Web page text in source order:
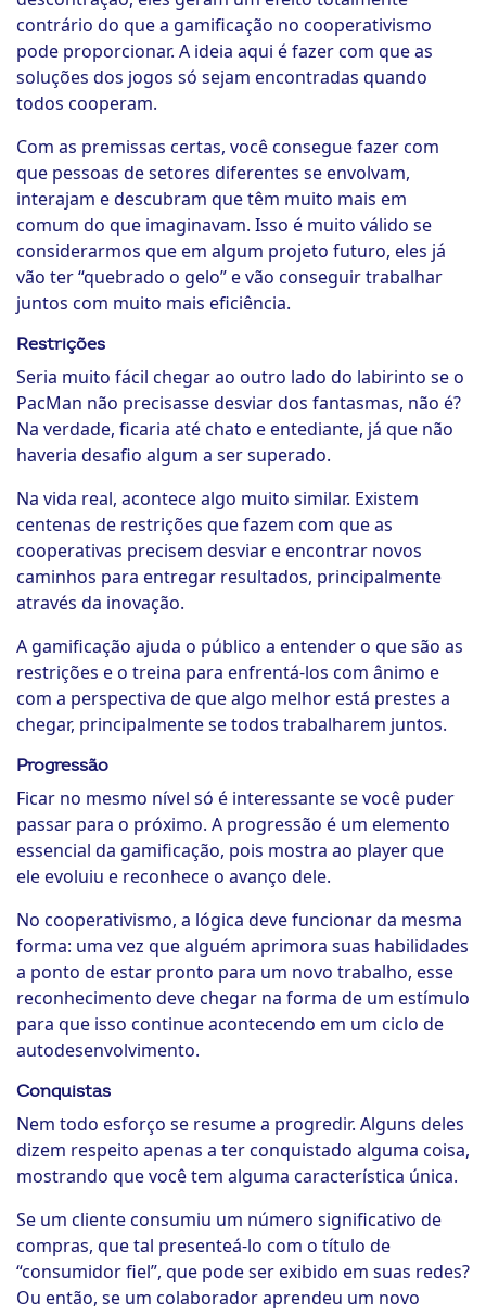
contrário do que a gamificação no cooperativismo
pode proporcionar. A ideia aqui é fazer com que as
soluções dos jogos só sejam encontradas quando
todos cooperam.
Com as premissas certas, você consegue fazer com
que pessoas de setores diferentes se envolvam,
interajam e descubram que têm muito mais em
comum do que imaginavam. Isso é muito válido se
considerarmos que em algum projeto futuro, eles já
vão ter “quebrado o gelo” e vão conseguir trabalhar
juntos com muito mais eficiência.
Restrições
Seria muito fácil chegar ao outro lado do labirinto se o
PacMan não precisasse desviar dos fantasmas, não é?
Na verdade, ficaria até chato e entediante, já que não
haveria desafio algum a ser superado.
Na vida real, acontece algo muito similar. Existem
centenas de restrições que fazem com que as
cooperativas precisem desviar e encontrar novos
caminhos para entregar resultados, principalmente
através da inovação.
A gamificação ajuda o público a entender o que são as
restrições e o treina para enfrentá-los com ânimo e
com a perspectiva de que algo melhor está prestes a
chegar, principalmente se todos trabalharem juntos.
Progressão
Ficar no mesmo nível só é interessante se você puder
passar para o próximo. A progressão é um elemento
essencial da gamificação, pois mostra ao player que
ele evoluiu e reconhece o avanço dele.
No cooperativismo, a lógica deve funcionar da mesma
forma: uma vez que alguém aprimora suas habilidades
a ponto de estar pronto para um novo trabalho, esse
reconhecimento deve chegar na forma de um estímulo
para que isso continue acontecendo em um ciclo de
autodesenvolvimento.
Conquistas
Nem todo esforço se resume a progredir. Alguns deles
dizem respeito apenas a ter conquistado alguma coisa,
mostrando que você tem alguma característica única.
Se um cliente consumiu um número significativo de
compras, que tal presenteá-lo com o título de
“consumidor fiel”, que pode ser exibido em suas redes?
Ou então, se um colaborador aprendeu um novo